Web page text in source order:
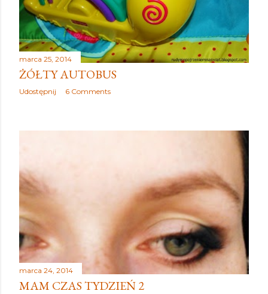
marca 25, 2014
ŻÓŁTY AUTOBUS
Udostępnij 6 Comments
marca 24, 2014
MAM CZAS TYDZIEŃ 2